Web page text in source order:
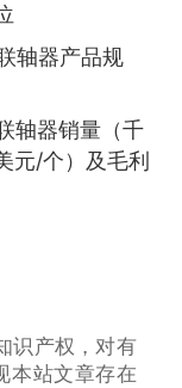
轴器产品规
轴器销量（千
元/个）及毛利
识产权，对有
本站文章存在